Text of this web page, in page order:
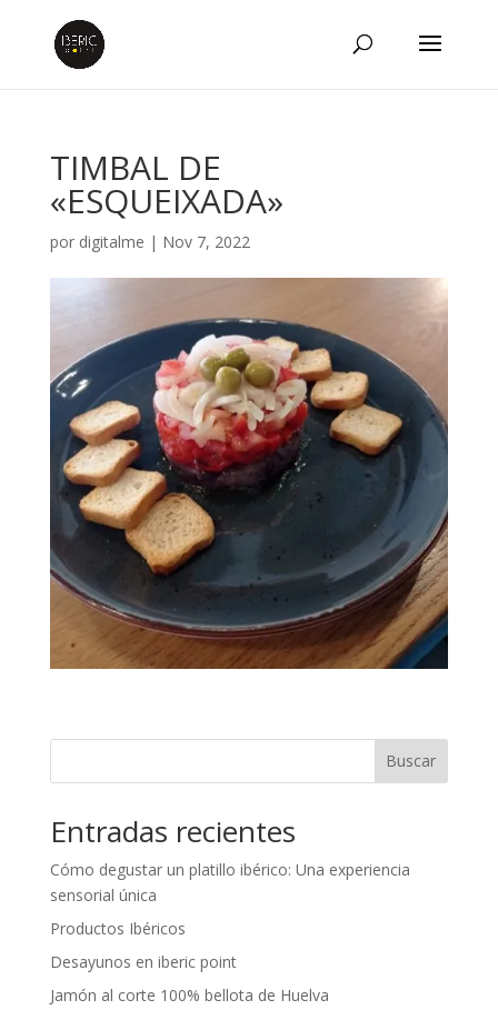
TIMBAL DE
«ESQUEIXADA»
por digitalme | Nov 7, 2022
Buscar
Entradas recientes
Cómo degustar un platillo ibérico: Una experiencia
sensorial única
Productos Ibéricos
Desayunos en iberic point
Jamón al corte 100% bellota de Huelva